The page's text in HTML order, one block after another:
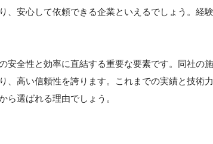
、安心して依頼できる企業といえるでしょう。経
安全性と効率に直結する重要な要素です。同社の
、高い信頼性を誇ります。これまでの実績と技術
ら選ばれる理由でしょう。